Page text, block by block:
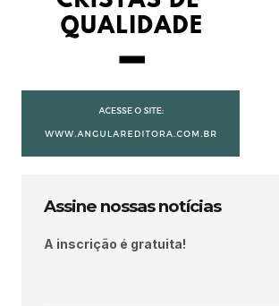
Assine nossas notícias
A inscrição é gratuita!